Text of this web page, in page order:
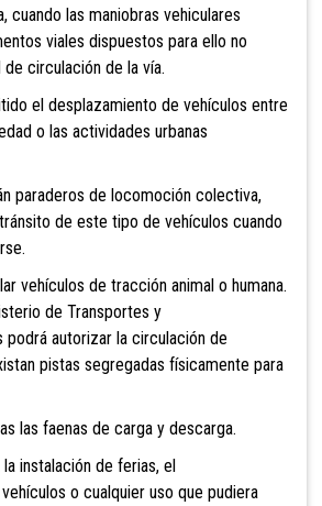
cuando las maniobras vehiculares
viales dispuestos para ello no
circulación de la vía.
el desplazamiento de vehículos entre
o las actividades urbanas
paraderos de locomoción colectiva,
de este tipo de vehículos cuando
vehículos de tracción animal o humana.
de Transportes y
podrá autorizar la circulación de
pistas segregadas físicamente para
las faenas de carga y descarga.
instalación de ferias, el
o cualquier uso que pudiera